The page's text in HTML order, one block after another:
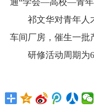
通“学会—高校—青年
祁文华对青年人才
车间厂房，催生一批
研修活动周期为6